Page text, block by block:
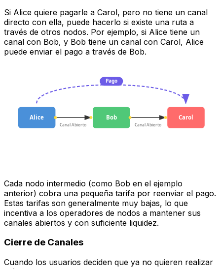
Si Alice quiere pagarle a Carol, pero no tiene un canal
directo con ella, puede hacerlo si existe una ruta a
través de otros nodos. Por ejemplo, si Alice tiene un
canal con Bob, y Bob tiene un canal con Carol, Alice
puede enviar el pago a través de Bob.
Canal Abierto Canal Abierto
Alice Bob Carol
Pago
Cada nodo intermedio (como Bob en el ejemplo
anterior) cobra una pequeña tarifa por reenviar el pago.
Estas tarifas son generalmente muy bajas, lo que
incentiva a los operadores de nodos a mantener sus
canales abiertos y con suficiente liquidez.
Cierre de Canales
Cuando los usuarios deciden que ya no quieren realizar